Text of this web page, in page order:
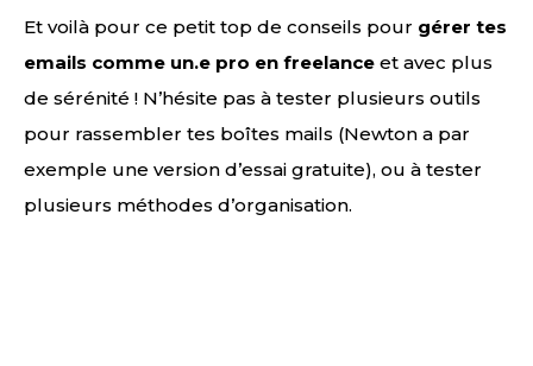
Et voilà pour ce petit top de conseils pour gérer tes
emails comme un.e pro en freelance et avec plus
de sérénité ! N’hésite pas à tester plusieurs outils
pour rassembler tes boîtes mails (Newton a par
exemple une version d’essai gratuite), ou à tester
plusieurs méthodes d’organisation.